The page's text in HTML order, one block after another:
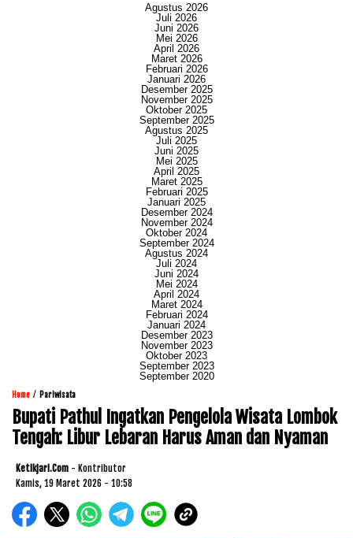
Agustus 2026
Juli 2026
Juni 2026
Mei 2026
April 2026
Maret 2026
Februari 2026
Januari 2026
Desember 2025
November 2025
Oktober 2025
September 2025
Agustus 2025
Juli 2025
Juni 2025
Mei 2025
April 2025
Maret 2025
Februari 2025
Januari 2025
Desember 2024
November 2024
Oktober 2024
September 2024
Agustus 2024
Juli 2024
Juni 2024
Mei 2024
April 2024
Maret 2024
Februari 2024
Januari 2024
Desember 2023
November 2023
Oktober 2023
September 2023
September 2020
Home / Pariwisata
Bupati Pathul Ingatkan Pengelola Wisata Lombok
Tengah: Libur Lebaran Harus Aman dan Nyaman
Ketikjari.com - Kontributor
Kamis, 19 Maret 2026 - 10:58